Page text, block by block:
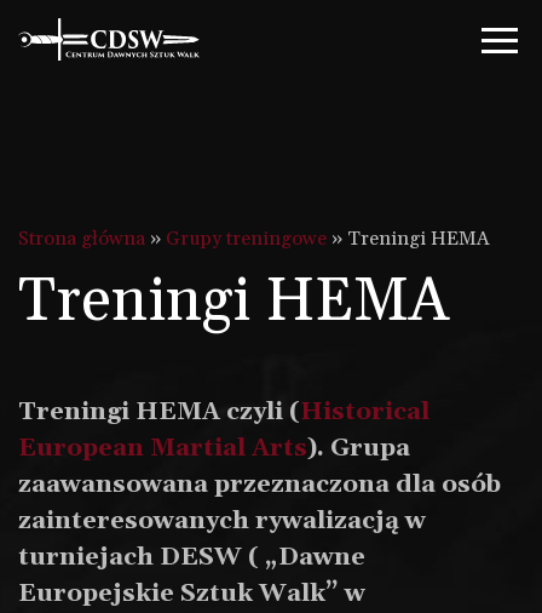
Strona główna » Grupy treningowe » Treningi HEMA
Treningi HEMA
Treningi HEMA czyli (Historical
European Martial Arts). Grupa
zaawansowana przeznaczona dla osób
zainteresowanych rywalizacją w
turniejach DESW ( „Dawne
Europejskie Sztuk Walk” w